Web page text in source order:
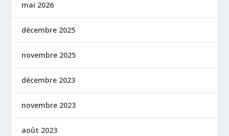
mai 2026
décembre 2025
novembre 2025
décembre 2023
novembre 2023
août 2023